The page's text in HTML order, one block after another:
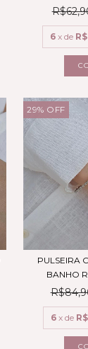
6 x de
29% OFF
PULSEIRA
BANHO
6 x de